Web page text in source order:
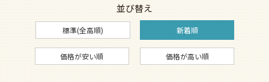
並び替え
標準(全高順) 新着順
価格が安い順 価格が高い順